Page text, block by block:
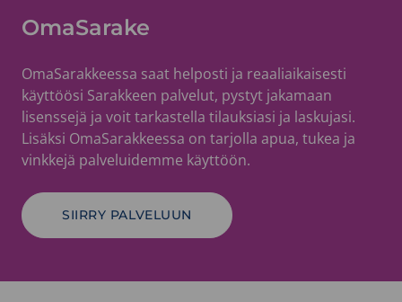
OmaSarake
OmaSarakkeessa saat helposti ja reaaliaikaisesti
käyttöösi Sarakkeen palvelut, pystyt jakamaan
lisenssejä ja voit tarkastella tilauksiasi ja laskujasi.
Lisäksi OmaSarakkeessa on tarjolla apua, tukea ja
vinkkejä palveluidemme käyttöön.
SIIRRY PALVELUUN